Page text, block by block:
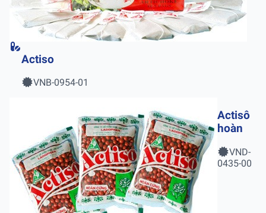
Actiso
VNB-0954-01
Actisô
hoàn
VND-
0435-00